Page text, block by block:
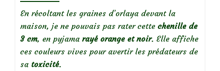
En récoltant les graines d’orlaya devant la
maison, je ne pouvais pas rater cette chenille de
3 cm, en pyjama rayé orange et noir. Elle affiche
ces couleurs vives pour avertir les prédateurs de
sa toxicité.